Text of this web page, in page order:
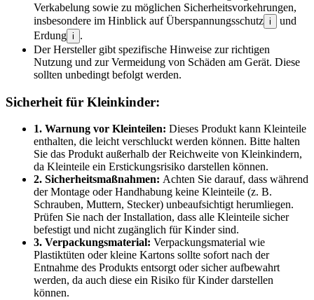
Verkabelung sowie zu möglichen Sicherheitsvorkehrungen,
insbesondere im Hinblick auf Überspannungsschutz i
und
Erdung i
.
Der Hersteller gibt spezifische Hinweise zur richtigen
Nutzung und zur Vermeidung von Schäden am Gerät. Diese
sollten unbedingt befolgt werden.
Sicherheit für Kleinkinder:
1. Warnung vor Kleinteilen: Dieses Produkt kann Kleinteile
enthalten, die leicht verschluckt werden können. Bitte halten
Sie das Produkt außerhalb der Reichweite von Kleinkindern,
da Kleinteile ein Erstickungsrisiko darstellen können.
2. Sicherheitsmaßnahmen: Achten Sie darauf, dass während
der Montage oder Handhabung keine Kleinteile (z. B.
Schrauben, Muttern, Stecker) unbeaufsichtigt herumliegen.
Prüfen Sie nach der Installation, dass alle Kleinteile sicher
befestigt und nicht zugänglich für Kinder sind.
3. Verpackungsmaterial: Verpackungsmaterial wie
Plastiktüten oder kleine Kartons sollte sofort nach der
Entnahme des Produkts entsorgt oder sicher aufbewahrt
werden, da auch diese ein Risiko für Kinder darstellen
können.